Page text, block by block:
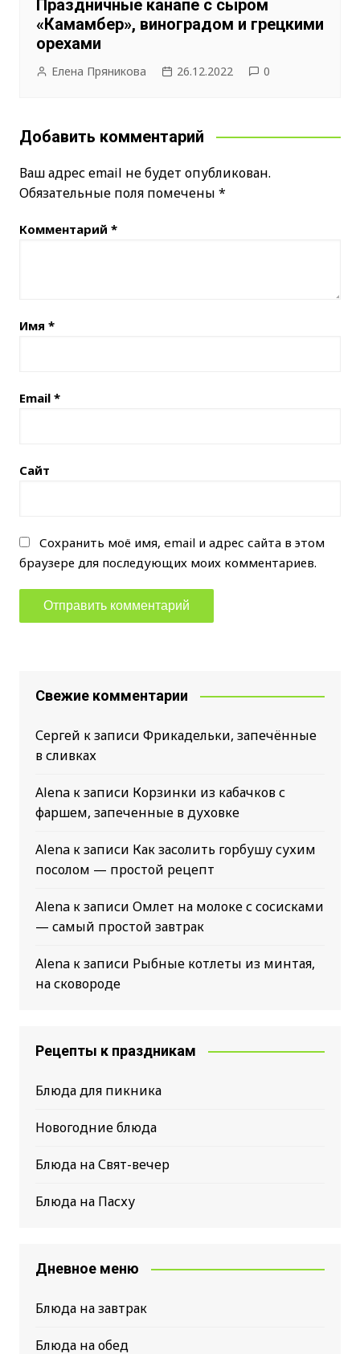
Праздничные канапе с сыром
«Камамбер», виноградом и грецкими
орехами
Елена Пряникова 26.12.2022 0
Добавить комментарий
Ваш адрес email не будет опубликован.
Обязательные поля помечены *
Комментарий *
Имя *
Email *
Сайт
Сохранить моё имя, email и адрес сайта в этом
браузере для последующих моих комментариев.
Свежие комментарии
Сергей к записи Фрикадельки, запечённые
в сливках
Alenaк записи Корзинки из кабачков с
фаршем, запеченные в духовке
Alenaк записи Как засолить горбушу сухим
посолом — простой рецепт
Alenaк записи Омлет на молоке с сосисками
— самый простой завтрак
Alenaк записи Рыбные котлеты из минтая,
на сковороде
Рецепты к праздникам
Блюда для пикника
Новогодние блюда
Блюда на Свят-вечер
Блюда на Пасху
Дневное меню
Блюда на завтрак
Блюда на обед